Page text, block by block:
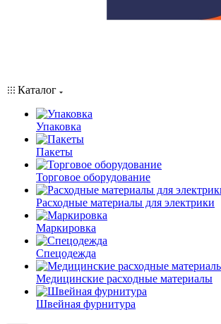
Каталог
Упаковка
Пакеты
Торговое оборудование
Расходные материалы для электрики
Маркировка
Спецодежда
Медицинские расходные материалы
Швейная фурнитура